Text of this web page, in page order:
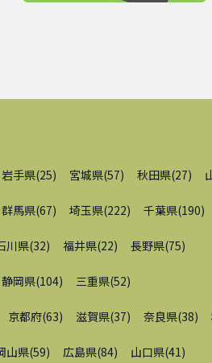
岩手県(25) 宮城県(57) 秋田県(27)
群馬県(67) 埼玉県(222) 千葉県(190)
川県(32) 福井県(22) 長野県(75)
静岡県(104) 三重県(52)
京都府(63) 滋賀県(37) 奈良県(38)
山県(59) 広島県(84) 山口県(41)